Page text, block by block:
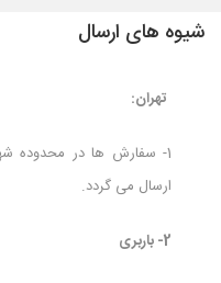
شیوه های ارسال
تهران:
1- سفارش ها در محدوده
ارسال می گردد.
2- باربری